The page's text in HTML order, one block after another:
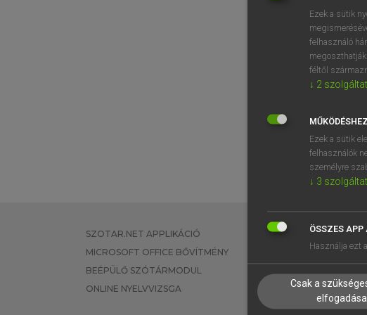
SZOTAR.NET APPLIKÁCIÓ
MICROSOFT OFFICE BŐVÍTMÉNY
BEÉPÜLŐ SZÓTÁRMODUL
ONLINE NYELVVIZSGA
EGYÉNI
TANULÓKNAK
VÁLLALATI
Ezek a sütik
felhasználó
féltől
↓ 2
Ezek a sütik
felhasználók
személyre
↓ 3
ÖSSZES
Használja ezt
Csak a
elfogadása